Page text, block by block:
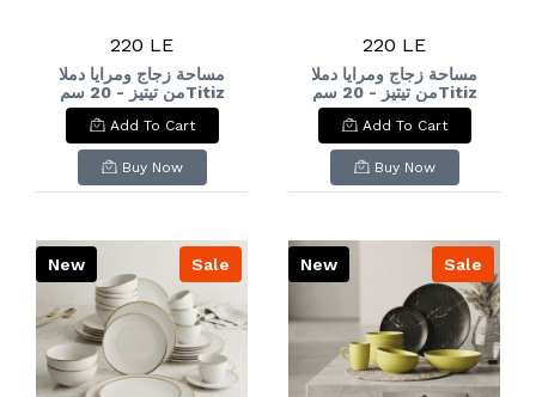
220 LE
مساحة زجاج ومرايا دملا
من تيتيز - 20 سمTitiz
Damla Glass and
Mirror Squeegee - 2
Add To Cart
Buy Now
220 LE
مساحة زجاج ومرايا دملا
من تيتيز - 20 سمTitiz
Damla Glass and
Mirror Squeegee - 20
cm
Add To Cart
Buy Now
Sale
New Sale
New